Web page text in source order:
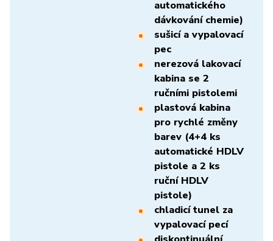
automatického
dávkování chemie)
sušicí a vypalovací
pec
nerezová lakovací
kabina se 2
ručními pistolemi
plastová kabina
pro rychlé změny
barev (4+4 ks
automatické HDLV
pistole a 2 ks
ruční HDLV
pistole)
chladicí tunel za
vypalovací pecí